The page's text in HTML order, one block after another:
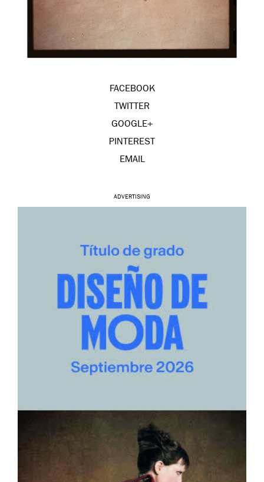
FACEBOOK
TWITTER
GOOGLE+
PINTEREST
EMAIL
ADVERTISING